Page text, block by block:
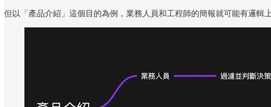
但以「產品介紹」這個目的為例，業務人員和工程師的簡報就可能有邏輯